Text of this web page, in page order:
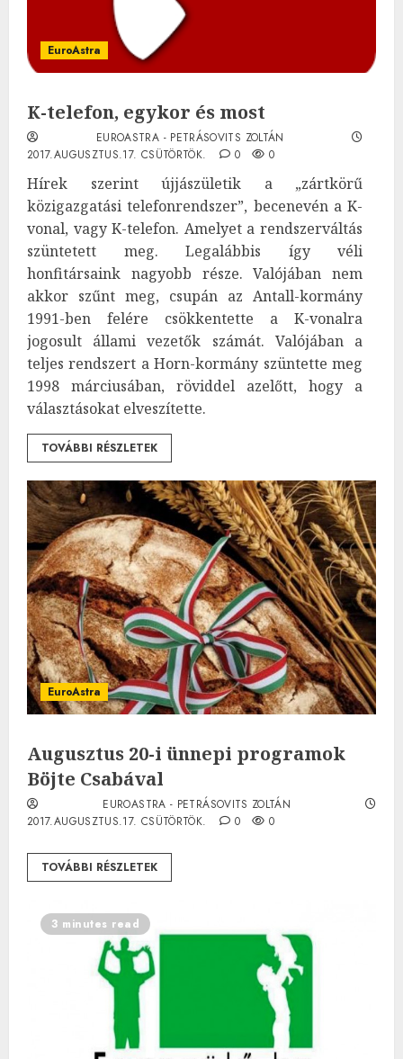
EuroAstra
K-telefon, egykor és most
EUROASTRA - PETRÁSOVITS ZOLTÁN
2017.AUGUSZTUS.17. CSÜTÖRTÖK.
0 0
Hírek szerint újjászületik a „zártkörű
közigazgatási telefonrendszer”, becenevén a K-
vonal, vagy K-telefon. Amelyet a rendszerváltás
szüntetett meg. Legalábbis így véli
honfitársaink nagyobb része. Valójában nem
akkor szűnt meg, csupán az Antall-kormány
1991-ben felére csökkentette a K-vonalra
jogosult állami vezetők számát. Valójában a
teljes rendszert a Horn-kormány szüntette meg
1998 márciusában, röviddel azelőtt, hogy a
választásokat elveszítette.
TOVÁBBI RÉSZLETEK
EuroAstra
Augusztus 20-i ünnepi programok
Böjte Csabával
EUROASTRA - PETRÁSOVITS ZOLTÁN
2017.AUGUSZTUS.17. CSÜTÖRTÖK.
0 0
TOVÁBBI RÉSZLETEK
3 minutes read